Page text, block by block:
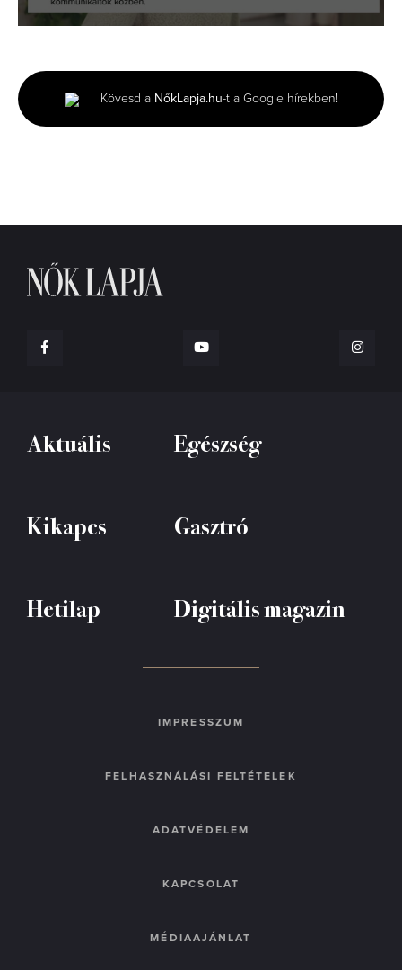
minutes,
6
seconds
Kövesd a NőkLapja.hu-t a Google hírekben!
Aktuális Egészség
Kikapcs Gasztró
Hetilap Digitális magazin
IMPRESSZUM
FELHASZNÁLÁSI FELTÉTELEK
ADATVÉDELEM
KAPCSOLAT
MÉDIAAJÁNLAT